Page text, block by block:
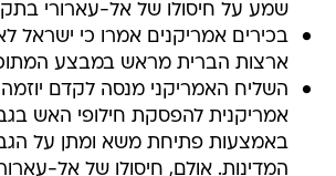
שמע על חיסולו של אל-עארורי
בכירים אמריקנים אמרו כי ישראל
ארצות הברית מראש במבצע
השליח האמריקני מנסה לקדם יוזמה
אמריקנית להפסקת חילופי האש
באמצעות פתיחת משא ומתן על
המדינות. אולם, חיסולו של אל-